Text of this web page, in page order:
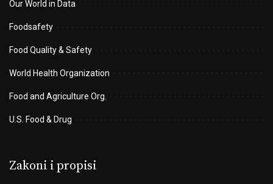
Our World in Data
Foodsafety
Food Quality & Safety
World Health Organization
Food and Agriculture Org.
U.S. Food & Drug
Zakoni i propisi